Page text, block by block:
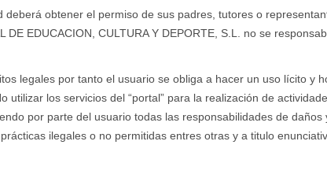
obtener el permiso de sus padres, tutores o
DE EDUCACION, CULTURA Y DEPORTE, S.L. no se
legales por tanto el usuario se obliga a hacer un uso lícito y
utilizar los servicios del “portal” para la realización de
por parte del usuario todas las responsabilidades de
ilegales o no permitidas entres otras y a titulo